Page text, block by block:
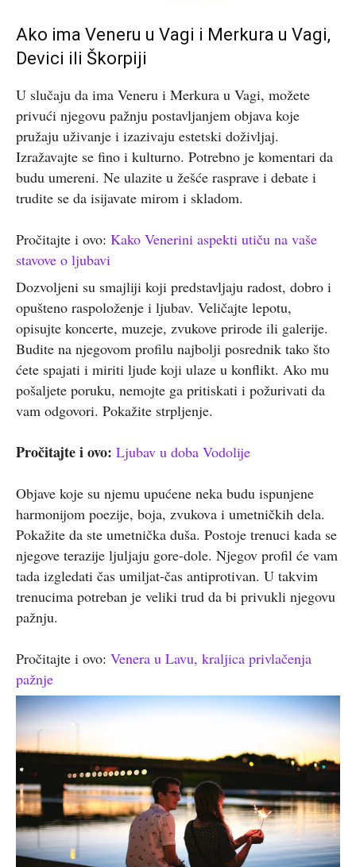
Ako ima Veneru u Vagi i Merkura u Vagi,
Devici ili Škorpiji
U slučaju da ima Veneru i Merkura u Vagi, možete
privući njegovu pažnju postavljanjem objava koje
pružaju uživanje i izazivaju estetski doživljaj.
Izražavajte se fino i kulturno. Potrebno je komentari da
budu umereni. Ne ulazite u žešće rasprave i debate i
trudite se da isijavate mirom i skladom.
Pročitajte i ovo: Kako Venerini aspekti utiču na vaše
stavove o ljubavi
Dozvoljeni su smajliji koji predstavljaju radost, dobro i
opušteno raspoloženje i ljubav. Veličajte lepotu,
opisujte koncerte, muzeje, zvukove prirode ili galerije.
Budite na njegovom profilu najbolji posrednik tako što
ćete spajati i miriti ljude koji ulaze u konflikt. Ako mu
pošaljete poruku, nemojte ga pritiskati i požurivati da
vam odgovori. Pokažite strpljenje.
Pročitajte i ovo: Ljubav u doba Vodolije
Objave koje su njemu upućene neka budu ispunjene
harmonijom poezije, boja, zvukova i umetničkih dela.
Pokažite da ste umetnička duša. Postoje trenuci kada se
njegove terazije ljuljaju gore-dole. Njegov profil će vam
tada izgledati čas umiljat-čas antiprotivan. U takvim
trenucima potreban je veliki trud da bi privukli njegovu
pažnju.
Pročitajte i ovo: Venera u Lavu, kraljica privlačenja
pažnje